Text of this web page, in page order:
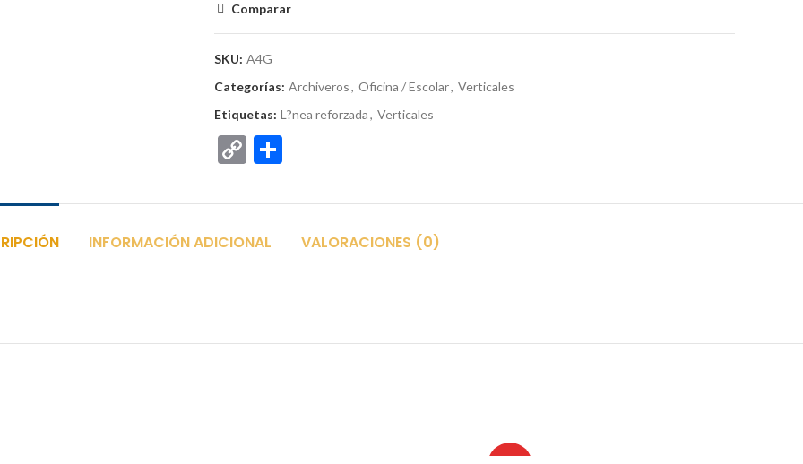
Comparar
SKU: A4G
Categorías: Archiveros, Oficina / Escolar, Verticales
Etiquetas: L?nea reforzada, Verticales
Copy
INFORMACIÓN ADICIONAL VALORACIONES (0)